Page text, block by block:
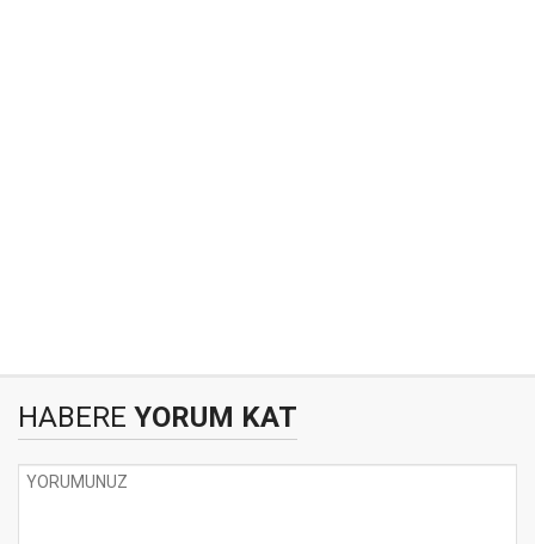
HABERE YORUM KAT